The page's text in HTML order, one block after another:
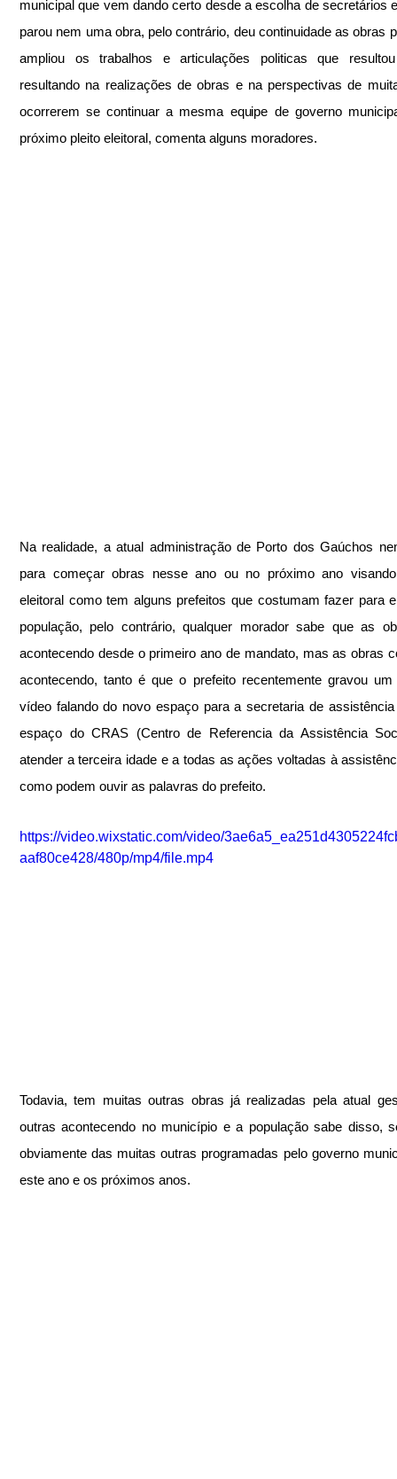
municipal que vem dando certo desde a escolha de secretários
parou nem uma obra, pelo contrário, deu continuidade as obras
ampliou os trabalhos e articulações politicas que
resultando na realizações de obras e na perspectivas de
ocorrerem se continuar a mesma equipe de governo
próximo pleito eleitoral, comenta alguns moradores.
Na realidade, a atual administração de Porto dos Gaúchos
para começar obras nesse ano ou no próximo ano
eleitoral como tem alguns prefeitos que costumam fazer para
população, pelo contrário, qualquer morador sabe que as
acontecendo desde o primeiro ano de mandato, mas as obras
acontecendo, tanto é que o prefeito recentemente gravou um
vídeo falando do novo espaço para a secretaria de
espaço do CRAS (Centro de Referencia da Assistência
atender a terceira idade e a todas as ações voltadas à
como podem ouvir as palavras do prefeito.
https://video.wixstatic.com/video/
aaf80ce428/480p/mp4/file.mp4
Todavia, tem muitas outras obras já realizadas pela atual
outras acontecendo no município e a população sabe disso,
obviamente das muitas outras programadas pelo governo
este ano e os próximos anos.